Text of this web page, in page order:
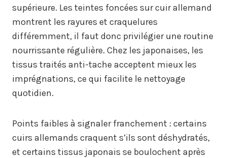
supérieure. Les teintes foncées sur cuir allemand
montrent les rayures et craquelures
différemment, il faut donc privilégier une routine
nourrissante régulière. Chez les japonaises, les
tissus traités anti-tache acceptent mieux les
imprégnations, ce qui facilite le nettoyage
quotidien.
Points faibles à signaler franchement : certains
cuirs allemands craquent s’ils sont déshydratés,
et certains tissus japonais se boulochent après